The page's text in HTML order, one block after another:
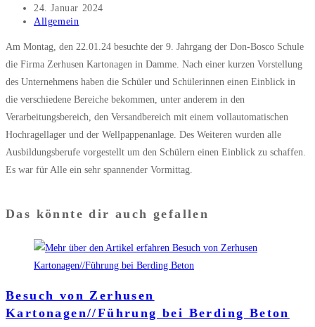
Autor:
Beitrag
veröffentlicht:
24. Januar 2024
Beitrags-
Allgemein
Am Montag, den 22.01.24 besuchte der 9. Jahrgang der Don-Bosco Schule
die Firma Zerhusen Kartonagen in Damme. Nach einer kurzen Vorstellung
des Unternehmens haben die Schüler und Schülerinnen einen Einblick in
die verschiedene Bereiche bekommen, unter anderem in den
Verarbeitungsbereich, den Versandbereich mit einem vollautomatischen
Hochragellager und der Wellpappenanlage. Des Weiteren wurden alle
Ausbildungsberufe vorgestellt um den Schülern einen Einblick zu schaffen.
Es war für Alle ein sehr spannender Vormittag.
Das könnte dir auch gefallen
Besuch von Zerhusen
Kartonagen//Führung bei Berding Beton